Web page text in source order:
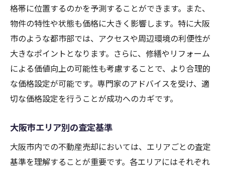
格帯に位置するのかを予測することができます。また、
物件の特性や状態も価格に大きく影響します。特に大阪
市のような都市部では、アクセスや周辺環境の利便性が
大きなポイントとなります。さらに、修繕やリフォーム
による価値向上の可能性も考慮することで、より合理的
な価格設定が可能です。専門家のアドバイスを受け、適
切な価格設定を行うことが成功へのカギです。
大阪市エリア別の査定基準
大阪市内での不動産売却においては、エリアごとの査定
基準を理解することが重要です。各エリアにはそれぞれ